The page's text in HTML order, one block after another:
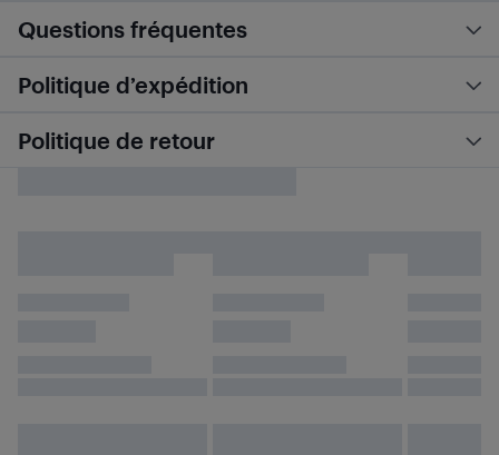
Questions fréquentes
Politique d’expédition
Politique de retour